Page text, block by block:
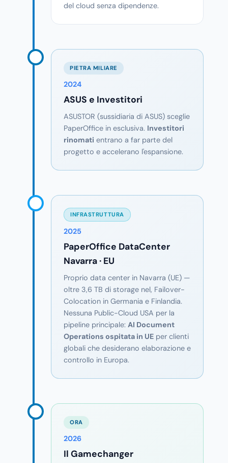
del cloud senza dipendenze.
PIETRA MILIARE
2024
ASUS e Investitori
ASUSTOR (sussidiaria di ASUS) sceglie
PaperOffice in esclusiva. Investitori
rinomati entrano a far parte del
progetto e accelerano l'espansione.
INFRASTRUTTURA
2025
PaperOffice DataCenter
Navarra · EU
Proprio data center in Navarra (UE) —
oltre 3,6 TB di storage nel, Failover-
Colocation in Germania e Finlandia.
Nessuna Public-Cloud USA per la
pipeline principale: AI Document
Operations ospitata in UE per clienti
globali che desiderano elaborazione e
controllo in Europa.
ORA
2026
Il Gamechanger